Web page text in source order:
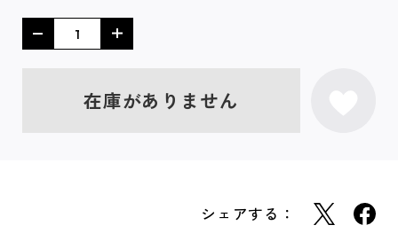
在庫がありません
シェアする：